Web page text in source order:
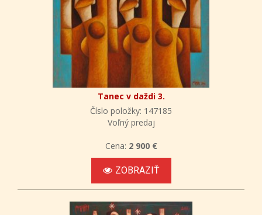
Tanec v daždi 3.
Číslo položky: 147185
Voľný predaj
Cena: 2 900 €
ZOBRAZIŤ